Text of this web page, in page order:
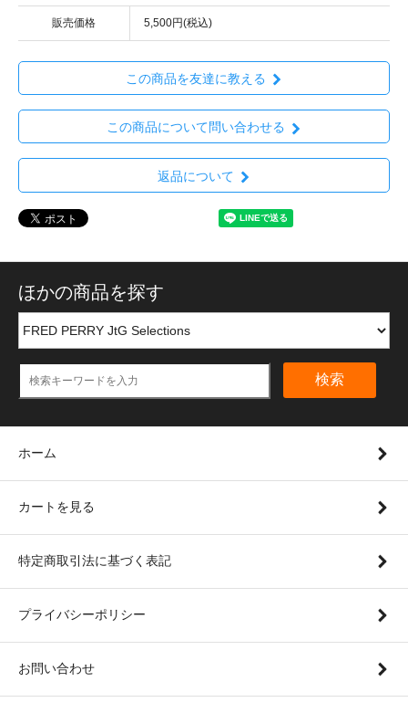
販売価格 5,500円(税込)
この商品を友達に教える
この商品について問い合わせる
返品について
ほかの商品を探す
検索
ホーム
カートを見る
特定商取引法に基づく表記
プライバシーポリシー
お問い合わせ